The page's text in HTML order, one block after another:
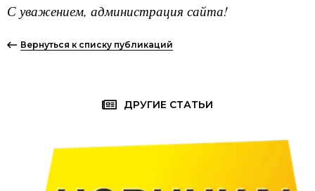
С уважением, администрация сайта!
Вернуться к списку публикаций
ДРУГИЕ СТАТЬИ